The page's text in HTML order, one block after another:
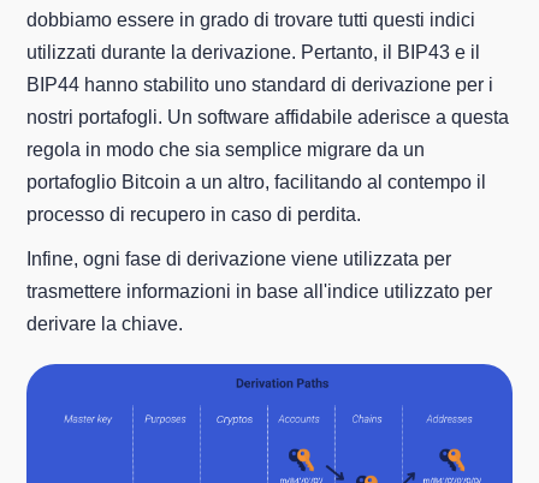
dobbiamo essere in grado di trovare tutti questi indici
utilizzati durante la derivazione. Pertanto, il BIP43 e il
BIP44 hanno stabilito uno standard di derivazione per i
nostri portafogli. Un software affidabile aderisce a questa
regola in modo che sia semplice migrare da un
portafoglio Bitcoin a un altro, facilitando al contempo il
processo di recupero in caso di perdita.
Infine, ogni fase di derivazione viene utilizzata per
trasmettere informazioni in base all'indice utilizzato per
derivare la chiave.